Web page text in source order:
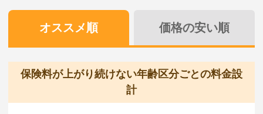
オススメ順 価格の安い順
保険料が上がり続けない年齢区分ごとの料金設
計